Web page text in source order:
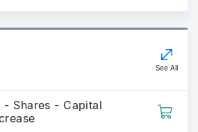
See All
- Shares - Capital